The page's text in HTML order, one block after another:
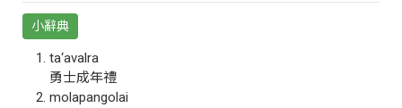
小辭典
ta‘avalra
勇士成年禮
molapangolai